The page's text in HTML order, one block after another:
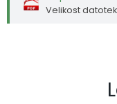
Velikost
Katalog informacij